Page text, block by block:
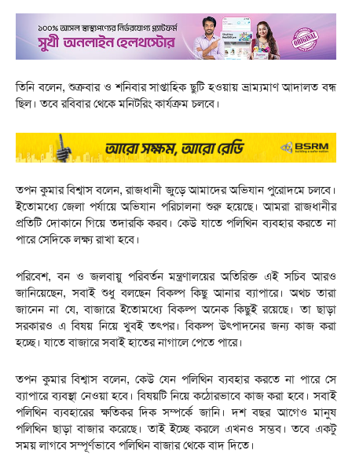
তিনি বলেন, শুক্রবার ও শনিবার সাপ্তাহিক ছুটি হওয়ায় ভ্রাম্যমাণ আদালত বন্ধ
ছিল। তবে রবিবার থেকে মনিটরিং কার্যক্রম চলবে।
তপন কুমার বিশ্বাস বলেন, রাজধানী জুড়ে আমাদের অভিযান পুরোদমে চলবে।
ইতোমধ্যে জেলা পর্যায়ে অভিযান পরিচালনা শুরু হয়েছে। আমরা রাজধানীর
প্রতিটি দোকানে গিয়ে তদারকি করব। কেউ যাতে পলিথিন ব্যবহার করতে না
পারে সেদিকে লক্ষ্য রাখা হবে।
পরিবেশ, বন ও জলবায়ু পরিবর্তন মন্ত্রণালয়ের অতিরিক্ত এই সচিব আরও
জানিয়েছেন, সবাই শুধু বলছেন বিকল্প কিছু আনার ব্যাপারে। অথচ তারা
জানেন না যে, বাজারে ইতোমধ্যে বিকল্প অনেক কিছুই রয়েছে। তা ছাড়া
সরকারও এ বিষয় নিয়ে খুবই তৎপর। বিকল্প উৎপাদনের জন্য কাজ করা
হচ্ছে। যাতে বাজারে সবাই হাতের নাগালে পেতে পারে।
তপন কুমার বিশ্বাস বলেন, কেউ যেন পলিথিন ব্যবহার করতে না পারে সে
ব্যাপারে ব্যবস্থা নেওয়া হবে। বিষয়টি নিয়ে কঠোরভাবে কাজ করা হবে। সবাই
পলিথিন ব্যবহারের ক্ষতিকর দিক সম্পর্কে জানি। দশ বছর আগেও মানুষ
পলিথিন ছাড়া বাজার করেছে। তাই ইচ্ছে করলে এখনও সম্ভব। তবে একটু
সময় লাগবে সম্পূর্ণভাবে পলিথিন বাজার থেকে বাদ দিতে।